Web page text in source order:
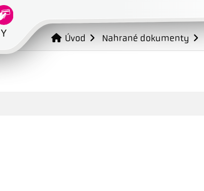
Úvod Nahrané dokumenty